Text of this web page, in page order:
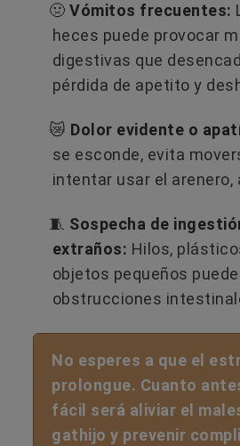
🤢 Vómitos frecuentes:
heces puede provocar
digestivas que
pérdida de apetito y
😿 Dolor evidente o
se esconde, evita
intentar usar el arenero,
🧵 Sospecha de
extraños: Hilos,
objetos pequeños
obstrucciones
No esperes a que el
prolongue. Cuanto
fácil será aliviar el
gathijo y prevenir